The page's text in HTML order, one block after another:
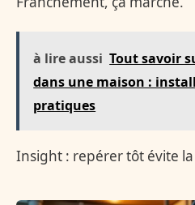
à lire aussi Tout savoir
dans une maison :
pratiques
Insight : repérer tôt évite